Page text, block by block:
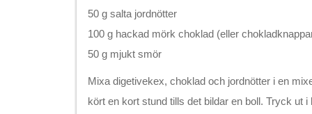
50 g salta jordnötter
100 g hackad mörk choklad (eller
50 g mjukt smör
Mixa digetivekex, choklad och jordnötter i en
kört en kort stund tills det bildar en boll. Tryck ut i